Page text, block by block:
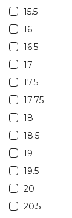
15.5
16
16.5
17
17.5
17.75
18
18.5
19
19.5
20
20.5